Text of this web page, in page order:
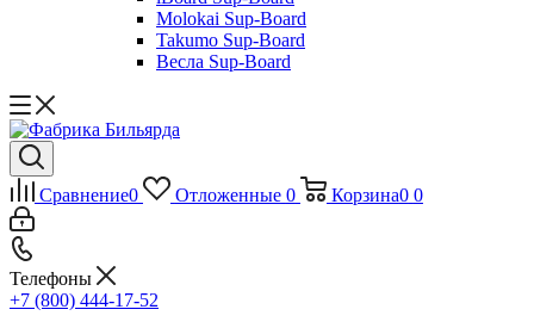
Molokai Sup-Board
Takumo Sup-Board
Весла Sup-Board
Сравнение0 Отложенные 0 Корзина0 0
Телефоны
+7 (800) 444-17-52